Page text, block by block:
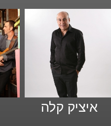
איציק קלה